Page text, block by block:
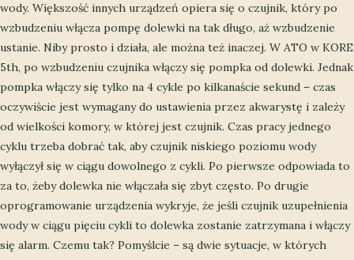
wody. Większość innych urządzeń opiera się o czujnik, który po
wzbudzeniu włącza pompę dolewki na tak długo, aż wzbudzenie
ustanie. Niby prosto i działa, ale można też inaczej. W ATO w KORE
5th, po wzbudzeniu czujnika włączy się pompka od dolewki. Jednak
pompka włączy się tylko na 4 cykle po kilkanaście sekund – czas
oczywiście jest wymagany do ustawienia przez akwarystę i zależy
od wielkości komory, w której jest czujnik. Czas pracy jednego
cyklu trzeba dobrać tak, aby czujnik niskiego poziomu wody
wyłączył się w ciągu dowolnego z cykli. Po pierwsze odpowiada to
za to, żeby dolewka nie włączała się zbyt często. Po drugie
oprogramowanie urządzenia wykryje, że jeśli czujnik uzupełnienia
wody w ciągu pięciu cykli to dolewka zostanie zatrzymana i włączy
się alarm. Czemu tak? Pomyślcie – są dwie sytuacje, w których